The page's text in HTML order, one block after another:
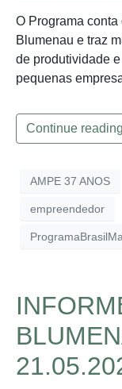
O Programa
Blumenau e traz
de produtividade
pequenas
Continue reading
AMPE 37 ANOS
empreendedor